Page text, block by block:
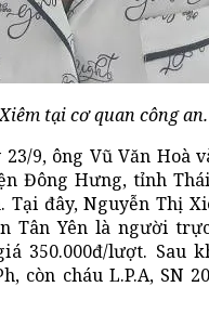
tại cơ quan công an.
9, ông Vũ Văn Hoà
Đông Hưng, tỉnh
Tại đây, Nguyễn Thị
Tân Yên là người
350.000đ/lượt. Sau
còn cháu L.P.A, SN